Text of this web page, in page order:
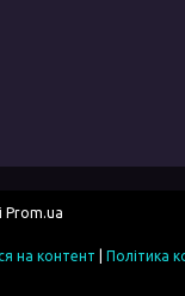
Prom.ua
на контент
Політика